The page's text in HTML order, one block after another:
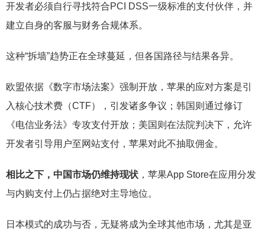
开发者必须自行寻找符合PCI DSS一级标准的支付伙伴，并
建立自身的客服与财务合规体系。
这种“拆墙”趋势正在全球蔓延，但各国路径与结果各异。
欧盟依据《数字市场法案》强制开放，苹果的应对方案是引
入核心技术费（CTF），引发诸多争议；韩国则通过修订
《电信业务法》专攻支付开放；美国则在法院判决下，允许
开发者引导用户至网站支付，苹果对此不抽取佣金。
相比之下，中国市场仍维持现状 ，苹果App Store在应用分发
与内购支付上仍占据绝对主导地位。
日本模式的成功与否，无疑将成为全球其他市场，尤其是亚